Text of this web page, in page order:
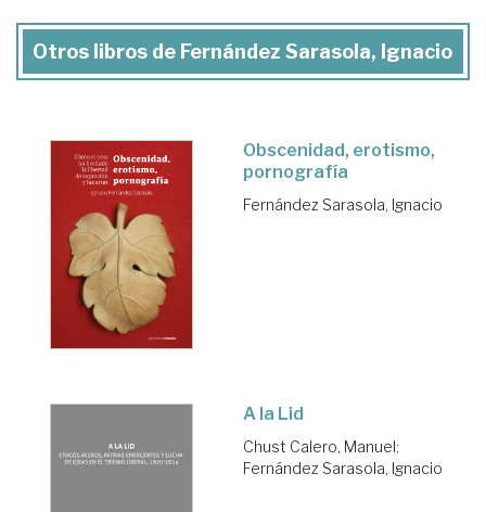
Otros libros de Fernández Sarasola, Ignacio
Obscenidad, erotismo,
pornografía
Fernández Sarasola, Ignacio
A la Lid
Chust Calero, Manuel;
Fernández Sarasola, Ignacio